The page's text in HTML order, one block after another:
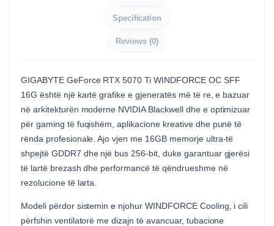
Specification
Reviews (0)
GIGABYTE GeForce RTX 5070 Ti WINDFORCE OC SFF
16G është një kartë grafike e gjeneratës më të re, e bazuar
në arkitekturën moderne NVIDIA Blackwell dhe e optimizuar
për gaming të fuqishëm, aplikacione kreative dhe punë të
rënda profesionale. Ajo vjen me 16GB memorje ultra-të
shpejtë GDDR7 dhe një bus 256-bit, duke garantuar gjerësi
të lartë brezash dhe performancë të qëndrueshme në
rezolucione të larta.
Modeli përdor sistemin e njohur WINDFORCE Cooling, i cili
përfshin ventilatorë me dizajn të avancuar, tubacione